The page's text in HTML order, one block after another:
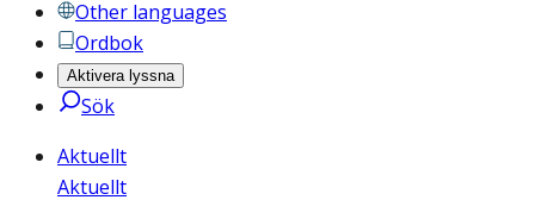
Other languages
Ordbok
Aktivera lyssna
Sök
Aktuellt
Aktuellt